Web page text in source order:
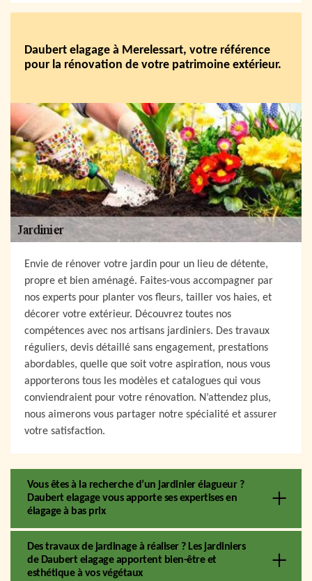
Daubert elagage à Merelessart, votre référence
pour la rénovation de votre patrimoine extérieur.
Envie de rénover votre jardin pour un lieu de détente,
propre et bien aménagé. Faites-vous accompagner par
nos experts pour planter vos fleurs, tailler vos haies, et
décorer votre extérieur. Découvrez toutes nos
compétences avec nos artisans jardiniers. Des travaux
réguliers, devis détaillé sans engagement, prestations
abordables, quelle que soit votre aspiration, nous vous
apporterons tous les modèles et catalogues qui vous
conviendraient pour votre rénovation. N’attendez plus,
nous aimerons vous partager notre spécialité et assurer
votre satisfaction.
Vous êtes à la recherche d’un jardinier élagueur ?
Daubert elagage vous apporte ses expertises en
élagage à bas prix
Des travaux de jardinage à réaliser ? Les jardiniers
de Daubert elagage apportent bien-être et
esthétique à vos végétaux